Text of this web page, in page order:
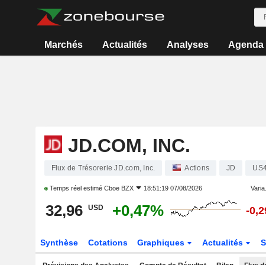
Marchés Actualités Analyses Agenda
JD.COM, INC.
Flux de Trésorerie JD.com, Inc. Actions JD
Temps réel estimé Cboe BZX 18:51:19 07/08/2026
32,96 USD +0,47% -
Synthèse Cotations Graphiques Actualités